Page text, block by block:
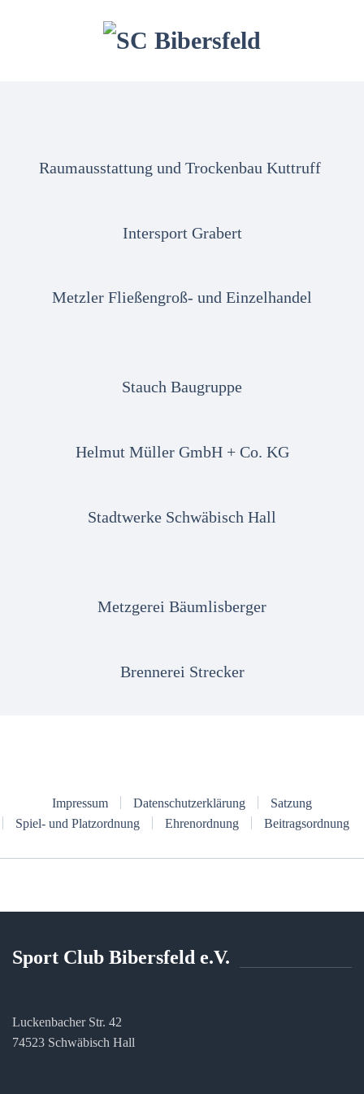
Raumausstattung und Trockenbau Kuttruff
Intersport Grabert
Metzler Fließengroß- und Einzelhandel
Stauch Baugruppe
Helmut Müller GmbH + Co. KG
Stadtwerke Schwäbisch Hall
Metzgerei Bäumlisberger
Brennerei Strecker
Impressum Datenschutzerklärung
Satzung
Spiel- und Platzordnung
Ehrenordnung Beitragsordnung
Sport Club Bibersfeld e.V.
Luckenbacher Str. 42
74523 Schwäbisch Hall